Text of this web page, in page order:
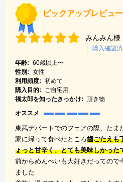
ピックアップレビュー
みんみん様
購入確認
年齢: 60歳以上〜
性別: 女性
利用頻度: 初めて
購入目的:
ご自宅用
福太郎を知ったきっかけ: 頂き物
オススメ
東武デパートでのフェアの際、たま
家に帰って食べたところ歯ごたえも
ょっと甘辛く、とても美味しかった
前からめんべいも大好きだってので
ました